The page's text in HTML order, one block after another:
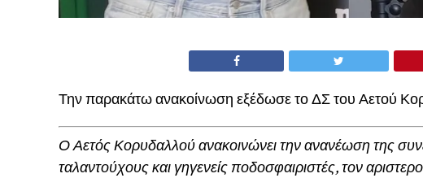
Την παρακάτω ανακοίνωση εξέδωσε το ΔΣ του Αετού
Ο Αετός Κορυδαλλού ανακοινώνει την ανανέωση της
ταλαντούχους και γηγενείς ποδοσφαιριστές, τον